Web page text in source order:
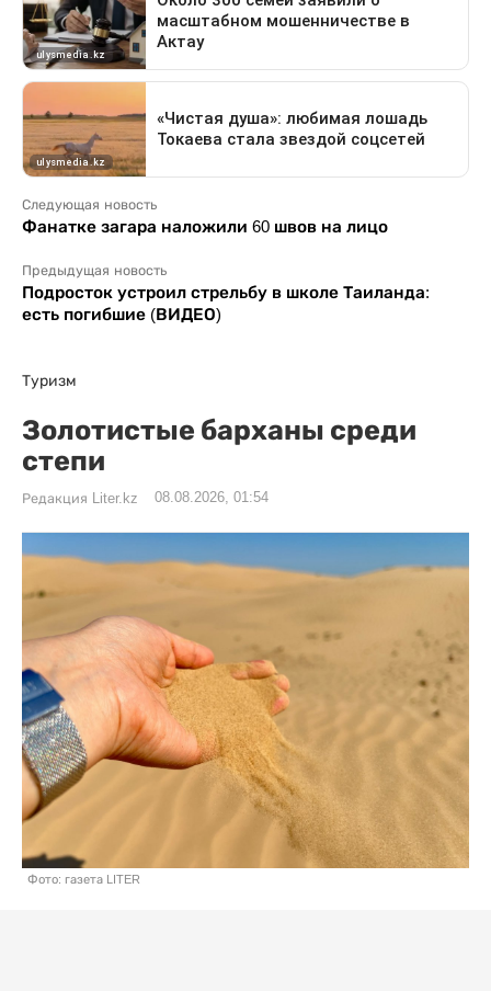
Следующая новость
Фанатке загара наложили 60 швов на лицо
Предыдущая новость
Подросток устроил стрельбу в школе Таиланда:
есть погибшие (ВИДЕО)
Туризм
Золотистые барханы среди
степи
Редакция Liter.kz 08.08.2026, 01:54
Фото: газета LITER